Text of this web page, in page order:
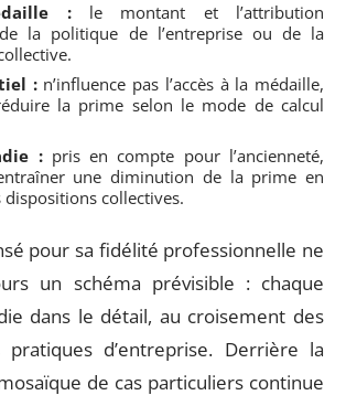
:le montant et l’attribution
la politique de l’entreprise ou de la
:n’influence pas l’accès à la médaille,
la prime selon le mode de calcul
:pris en compte pour l’ancienneté,
une diminution de la prime en
collectives.
pour sa fidélité professionnelle ne
un schéma prévisible : chaque
dans le détail, au croisement des
d’entreprise. Derrière la
de cas particuliers continue